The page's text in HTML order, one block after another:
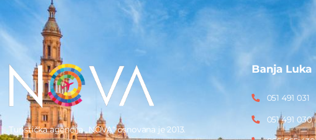
Turistička agencija „NOVA“ osnovana je 2013.
Banja Luka
051 491 031
051 491 030